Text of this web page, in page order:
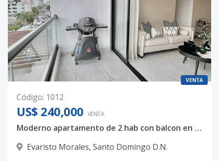
VENTA
Código: 1012
US$ 240,000 VENTA
Moderno apartamento de 2 hab con balcon en Evaristo Morales Santo Domingo D.N
Evaristo Morales, Santo Domingo D.N.